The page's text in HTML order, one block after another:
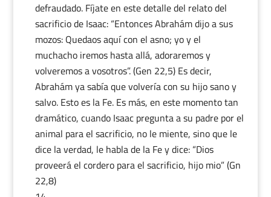
defraudado. Fíjate en este detalle del relato del
sacrificio de Isaac: “Entonces Abrahám dijo a sus
mozos: Quedaos aquí con el asno; yo y el
muchacho iremos hasta allá, adoraremos y
volveremos a vosotros”. (Gen 22,5) Es decir,
Abrahám ya sabía que volvería con su hijo sano y
salvo. Esto es la Fe. Es más, en este momento tan
dramático, cuando Isaac pregunta a su padre por el
animal para el sacrificio, no le miente, sino que le
dice la verdad, le habla de la Fe y dice: “Dios
proveerá el cordero para el sacrificio, hijo mio” (Gn
22,8)